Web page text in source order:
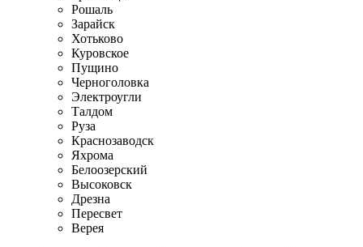
Рошаль
Зарайск
Хотьково
Куровское
Пущино
Черноголовка
Электроугли
Талдом
Руза
Краснозаводск
Яхрома
Белоозерский
Высоковск
Дрезна
Пересвет
Верея